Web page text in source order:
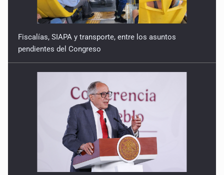
Fiscalías, SIAPA y transporte, entre los asuntos
pendientes del Congreso